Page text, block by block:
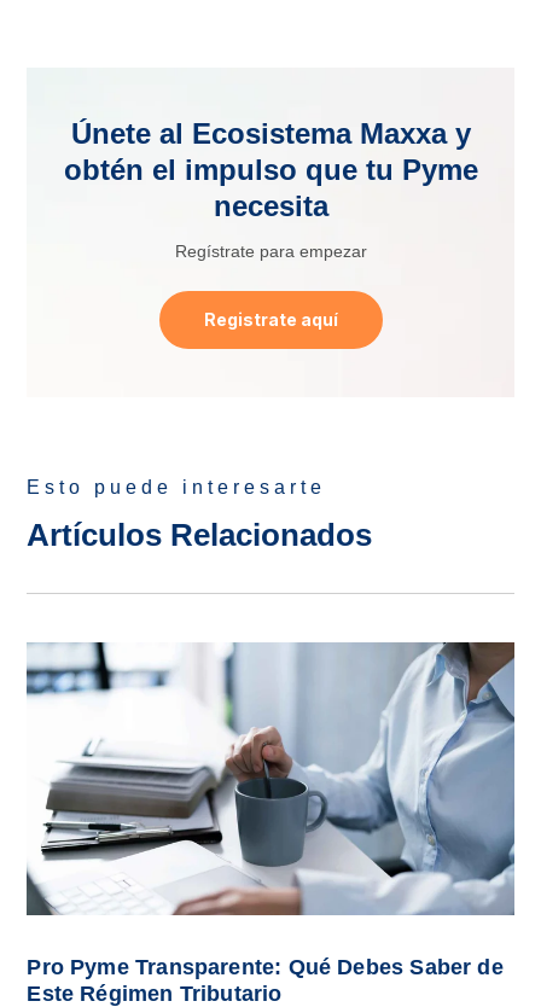
Únete al Ecosistema Maxxa y
obtén el impulso que tu Pyme
necesita
Regístrate para empezar
Registrate aquí
Esto puede interesarte
Artículos Relacionados
Pro Pyme Transparente: Qué Debes Saber de
Este Régimen Tributario